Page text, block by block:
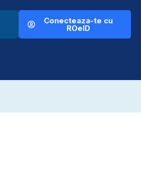
Conecteaza-te cu
ROeID